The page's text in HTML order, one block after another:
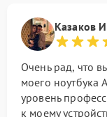
Казаков
Очень рад, что
моего ноутбука
уровень
к моему